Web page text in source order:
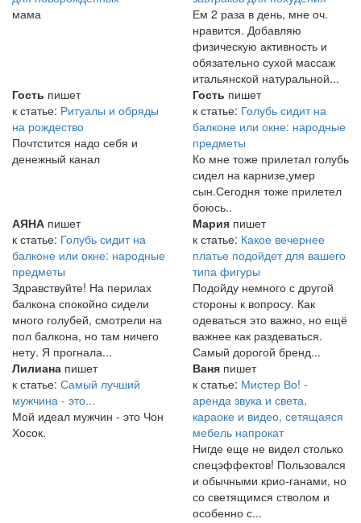
мама
Ем 2 раза в день, мне оч.
нравится. Добавляю
физическую активность и
обязательно сухой массаж
итальянской натуральной...
Гость пишет
к статье: Ритуалы и обряды
на рождество
Почтстится надо себя и
денежный канал
Гость пишет
к статье: Голубь сидит на
балконе или окне: народные
предметы
Ко мне тоже прилетал голубь
сидел на карнизе,умер
сын.Сегодня тоже прилетел
боюсь..
АЯНА пишет
к статье: Голубь сидит на
балконе или окне: народные
предметы
Здравствуйте! На перилах
балкона спокойно сидели
много голубей, смотрели на
пол балкона, но там ничего
нету. Я прогнала...
Мария пишет
к статье: Какое вечернее
платье подойдет для вашего
типа фигуры
Подойду немного с другой
стороны к вопросу. Как
одеваться это важно, но ещё
важнее как раздеваться.
Самый дорогой бренд...
Лилиана пишет
к статье: Самый лучший
мужчина - это...
Мой идеал мужчин - это Чон
Хосок.
Ваня пишет
к статье: Мистер Во! -
аренда звука и света,
караоке и видео, сетящаяся
мебель напрокат
Нигде еще не видел столько
спецэффектов! Пользовался
и обычными крио-ганами, но
со светящимся стволом и
особенно с...